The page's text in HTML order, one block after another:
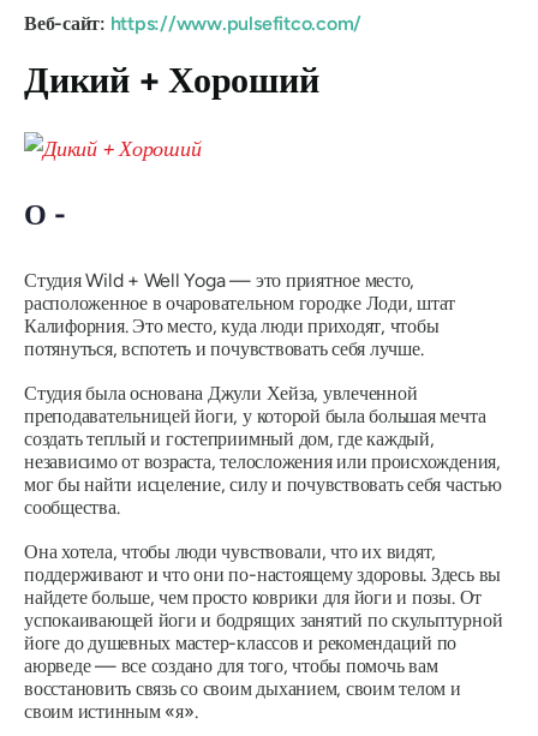
Веб-сайт: https://www.pulsefitco.com/
Дикий + Хороший
О -
Студия Wild + Well Yoga — это приятное место,
расположенное в очаровательном городке Лоди, штат
Калифорния. Это место, куда люди приходят, чтобы
потянуться, вспотеть и почувствовать себя лучше.
Студия была основана Джули Хейза, увлеченной
преподавательницей йоги, у которой была большая мечта
создать теплый и гостеприимный дом, где каждый,
независимо от возраста, телосложения или происхождения,
мог бы найти исцеление, силу и почувствовать себя частью
сообщества.
Она хотела, чтобы люди чувствовали, что их видят,
поддерживают и что они по-настоящему здоровы. Здесь вы
найдете больше, чем просто коврики для йоги и позы. От
успокаивающей йоги и бодрящих занятий по скульптурной
йоге до душевных мастер-классов и рекомендаций по
аюрведе — все создано для того, чтобы помочь вам
восстановить связь со своим дыханием, своим телом и
своим истинным «я».